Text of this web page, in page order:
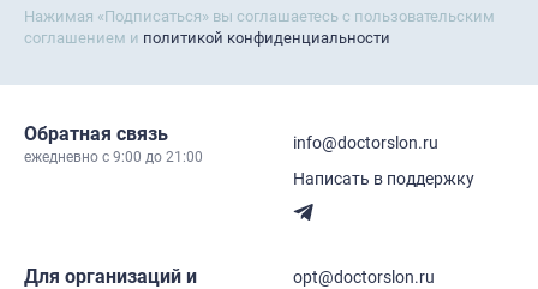
Нажимая «Подписаться» вы соглашаетесь с пользовательским
соглашением и политикой конфиденциальности
Обратная связь
ежедневно c 9:00 до 21:00
info@doctorslon.ru
Написать в поддержку
Для организаций и
opt@doctorslon.ru